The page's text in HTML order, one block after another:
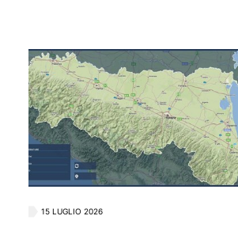
15 LUGLIO 2026